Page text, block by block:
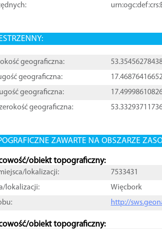
geograficzna:
geograficzna:
geograficzna:
geograficzna:
ZAWARTE NA OBSZARZE
obiekt topograficzny:
lokalizacji:
7533431
lokalizacji:
Więcbork
http://
obiekt topograficzny: